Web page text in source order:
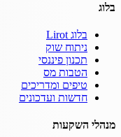
בלוג
בלוג Lirot
ניתוח שוק
תכנון פיננסי
הטבות מס
טיפים ומדריכים
חדשות ועדכונים
מנהלי השקעות